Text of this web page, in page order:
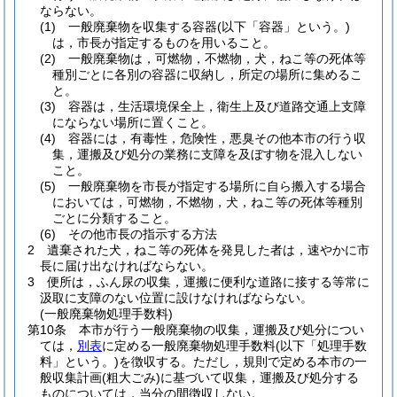
ならない。
(1)
一般廃棄物を収集する容器(以下「容器」という。)
は，市長が指定するものを用いること。
(2)
一般廃棄物は，可燃物，不燃物，犬，ねこ等の死体等
種別ごとに各別の容器に収納し，所定の場所に集めるこ
と。
(3)
容器は，生活環境保全上，衛生上及び道路交通上支障
にならない場所に置くこと。
(4)
容器には，有毒性，危険性，悪臭その他本市の行う収
集，運搬及び処分の業務に支障を及ぼす物を混入しない
こと。
(5)
一般廃棄物を市長が指定する場所に自ら搬入する場合
においては，可燃物，不燃物，犬，ねこ等の死体等種別
ごとに分類すること。
(6)
その他市長の指示する方法
2
遺棄された犬，ねこ等の死体を発見した者は，速やかに市
長に届け出なければならない。
3
便所は，ふん尿の収集，運搬に便利な道路に接する等常に
汲取に支障のない位置に設けなければならない。
(一般廃棄物処理手数料)
第10条
本市が行う一般廃棄物の収集，運搬及び処分につい
ては， 別表に定める一般廃棄物処理手数料(以下「処理手数
料」という。)を徴収する。 ただし，規則で定める本市の一
般収集計画(粗大ごみ)に基づいて収集，運搬及び処分する
ものについては，当分の間徴収しない。